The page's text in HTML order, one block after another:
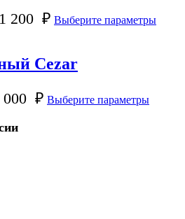
200 ₽ Выберите параметры
Cezar
000 ₽ Выберите параметры